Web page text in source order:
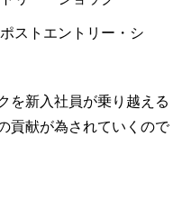
ストエントリー・シ
を新入社員が乗り越える
貢献が為されていくので